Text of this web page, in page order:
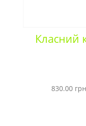
Класний
830.00